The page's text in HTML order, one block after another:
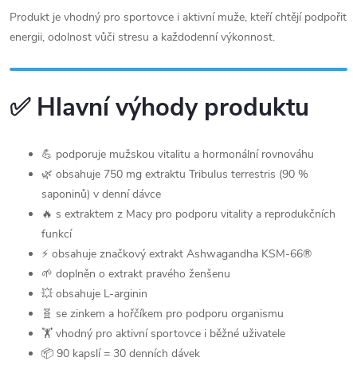
Produkt je vhodný pro sportovce i aktivní muže, kteří chtějí podpořit
energii, odolnost vůči stresu a každodenní výkonnost.
✅ Hlavní výhody produktu
💪 podporuje mužskou vitalitu a hormonální rovnováhu
🌿 obsahuje 750 mg extraktu Tribulus terrestris (90 %
saponinů) v denní dávce
🔥 s extraktem z Macy pro podporu vitality a reprodukčních
funkcí
⚡ obsahuje značkový extrakt Ashwagandha KSM-66®
🌱 doplněn o extrakt pravého ženšenu
💥 obsahuje L-arginin
🧬 se zinkem a hořčíkem pro podporu organismu
🏋️ vhodný pro aktivní sportovce i běžné uživatele
📦 90 kapslí = 30 denních dávek